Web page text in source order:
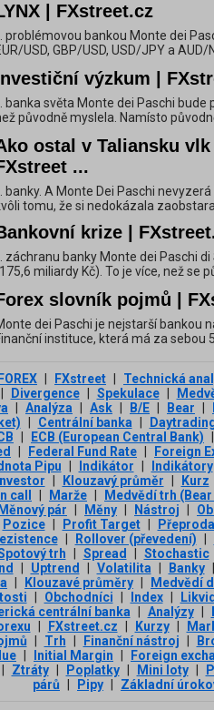
| FXstreet.cz
problémovou bankou Monte dei
USD, GBP/USD, USD/JPY a
výzkum |
banka světa Monte dei Paschi
původně myslela. Namísto
ostal v Taliansku vlk
...
banky. A Monte Dei Paschi
tomu, že si nedokázala
krize |
záchranu banky Monte dei Paschi
miliardy Kč). To je více, než se
slovník pojmů |
dei Paschi je nejstarší bankou
instituce, která má za sebou
FOREX FXstreet Technická
Divergence Spekulace
Analýza Ask B/E Bear
Centrální banka
ECB (European Central Bank)
Federal Fund Rate Foreign
Pipu Indikátor Indikátory
Investor Klouzavý průměr Kurz
call Marže Medvědí trh
Měnový pár Měny Nástroj
Pozice Profit Target
Rollover (převedení)
trh Spread Stochastic
Uptrend Volatilita Banky
Klouzavé průměry Medvědí
Obchodníci Index
centrální banka Analýzy
FXstreet.cz Kurzy
Trh Finanční nástroj
Initial Margin Foreign
Ztráty Poplatky Mini loty
párů
Pipy Základní